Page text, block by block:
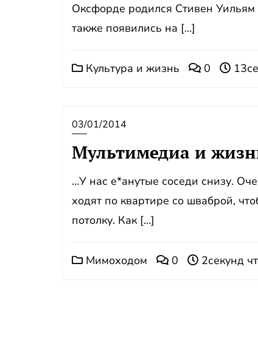
Оксфорде родился Стивен
также появились на […]
Культура и жизнь 0
03/01/2014
Мультимедиа и
…У нас е*анутые соседи снизу.
ходят по квартире со шваброй,
потолку. Как […]
Мимоходом 0 2секунд